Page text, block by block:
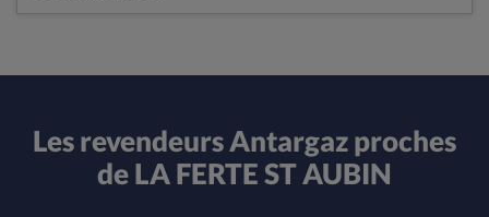
Les revendeurs Antargaz proches
de LA FERTE ST AUBIN